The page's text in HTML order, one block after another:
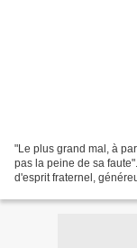
"Le plus grand mal, à
pas la peine de sa
d'esprit fraternel,